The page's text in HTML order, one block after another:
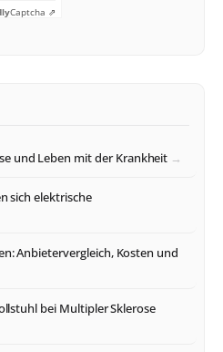
Captcha ⇗
und Leben mit der Krankheit
sich elektrische
Anbietervergleich, Kosten und
bei Multipler Sklerose